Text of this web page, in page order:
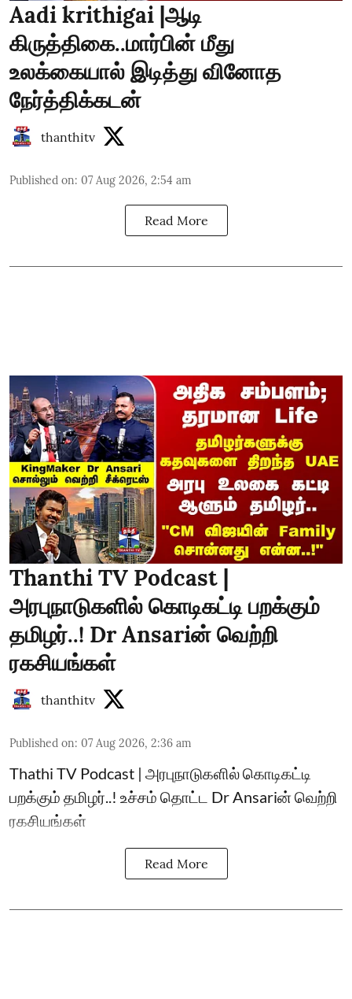
Aadi krithigai |ஆடி
கிருத்திகை..மார்பின் மீது
உலக்கையால் இடித்து வினோத
நேர்த்திக்கடன்
thanthitv
Published on: 07 Aug 2026, 2:54 am
Read More
Thanthi TV Podcast |
அரபுநாடுகளில் கொடிகட்டி பறக்கும்
தமிழர்..! Dr Ansariன் வெற்றி
ரகசியங்கள்
thanthitv
Published on: 07 Aug 2026, 2:36 am
Thathi TV Podcast | அரபுநாடுகளில் கொடிகட்டி
பறக்கும் தமிழர்..! உச்சம் தொட்ட Dr Ansariன் வெற்றி
ரகசியங்கள்
Read More